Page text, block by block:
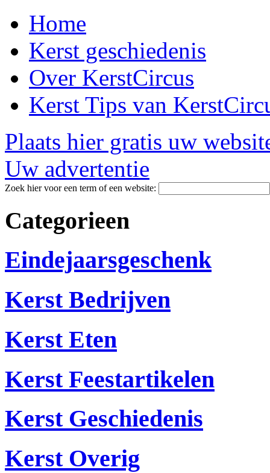
Home
Kerst geschiedenis
Over KerstCircus
Kerst Tips van
Plaats hier gratis uw
Uw advertentie
Zoek hier voor een term of een website:
Categorieen
Eindejaarsgeschenk
Kerst Bedrijven
Kerst Eten
Kerst Feestartikelen
Kerst Geschiedenis
Kerst Overig